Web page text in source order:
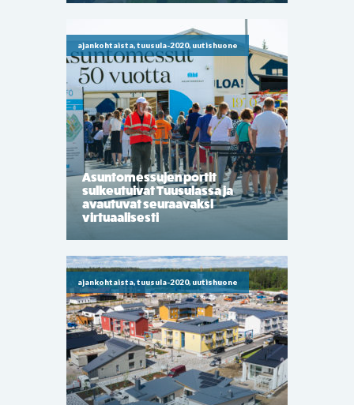
ajankohtaista, tuusula-2020, uutishuone
Asuntomessujen portit
sulkeutuivat Tuusulassa ja
avautuvat seuraavaksi
virtuaalisesti
ajankohtaista, tuusula-2020, uutishuone